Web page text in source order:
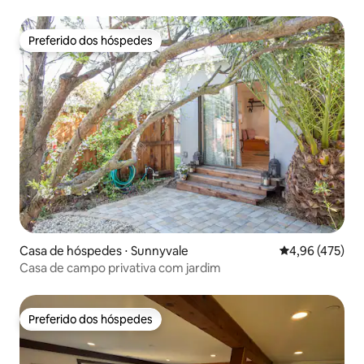
Preferido dos hóspedes
Preferido dos hóspedes
Casa de hóspedes ⋅ Sunnyvale 4,96 de uma
4,96 (475)
Casa de campo privativa com jardim
Preferido dos hóspedes
Preferido dos hóspedes